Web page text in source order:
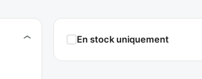
En stock uniquement